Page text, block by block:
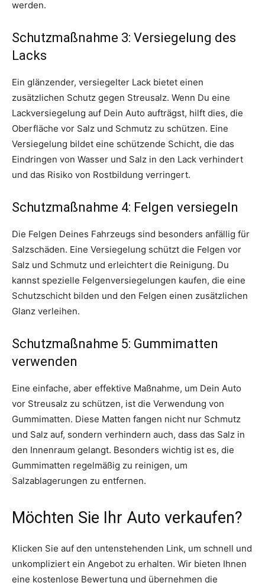
werden.
Schutzmaßnahme 3: Versiegelung des
Lacks
Ein glänzender, versiegelter Lack bietet einen
zusätzlichen Schutz gegen Streusalz. Wenn Du eine
Lackversiegelung auf Dein Auto aufträgst, hilft dies, die
Oberfläche vor Salz und Schmutz zu schützen. Eine
Versiegelung bildet eine schützende Schicht, die das
Eindringen von Wasser und Salz in den Lack verhindert
und das Risiko von Rostbildung verringert.
Schutzmaßnahme 4: Felgen versiegeln
Die Felgen Deines Fahrzeugs sind besonders anfällig für
Salzschäden. Eine Versiegelung schützt die Felgen vor
Salz und Schmutz und erleichtert die Reinigung. Du
kannst spezielle Felgenversiegelungen kaufen, die eine
Schutzschicht bilden und den Felgen einen zusätzlichen
Glanz verleihen.
Schutzmaßnahme 5: Gummimatten
verwenden
Eine einfache, aber effektive Maßnahme, um Dein Auto
vor Streusalz zu schützen, ist die Verwendung von
Gummimatten. Diese Matten fangen nicht nur Schmutz
und Salz auf, sondern verhindern auch, dass das Salz in
den Innenraum gelangt. Besonders wichtig ist es, die
Gummimatten regelmäßig zu reinigen, um
Salzablagerungen zu entfernen.
Möchten Sie Ihr Auto verkaufen?
Klicken Sie auf den untenstehenden Link, um schnell und
unkompliziert ein Angebot zu erhalten. Wir bieten Ihnen
eine kostenlose Bewertung und übernehmen die